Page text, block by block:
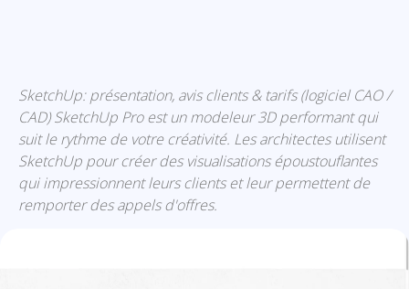
SketchUp: présentation, avis clients & tarifs (logiciel CAO /
CAD) SketchUp Pro est un modeleur 3D performant qui
suit le rythme de votre créativité. Les architectes utilisent
SketchUp pour créer des visualisations époustouflantes
qui impressionnent leurs clients et leur permettent de
remporter des appels d'offres.